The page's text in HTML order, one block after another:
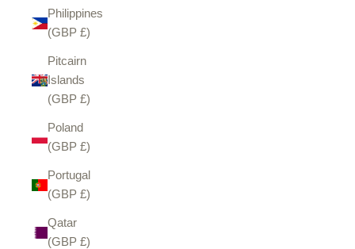
Philippines
(GBP £)
Pitcairn
Islands
(GBP £)
Poland
(GBP £)
Portugal
(GBP £)
Qatar
(GBP £)